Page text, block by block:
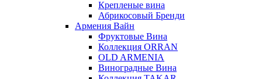
Крепленые вина
Абрикосовый Бренди
Армения Вайн
Фруктовые Вина
Коллекция ORRAN
OLD ARMENIA
Виноградные Вина